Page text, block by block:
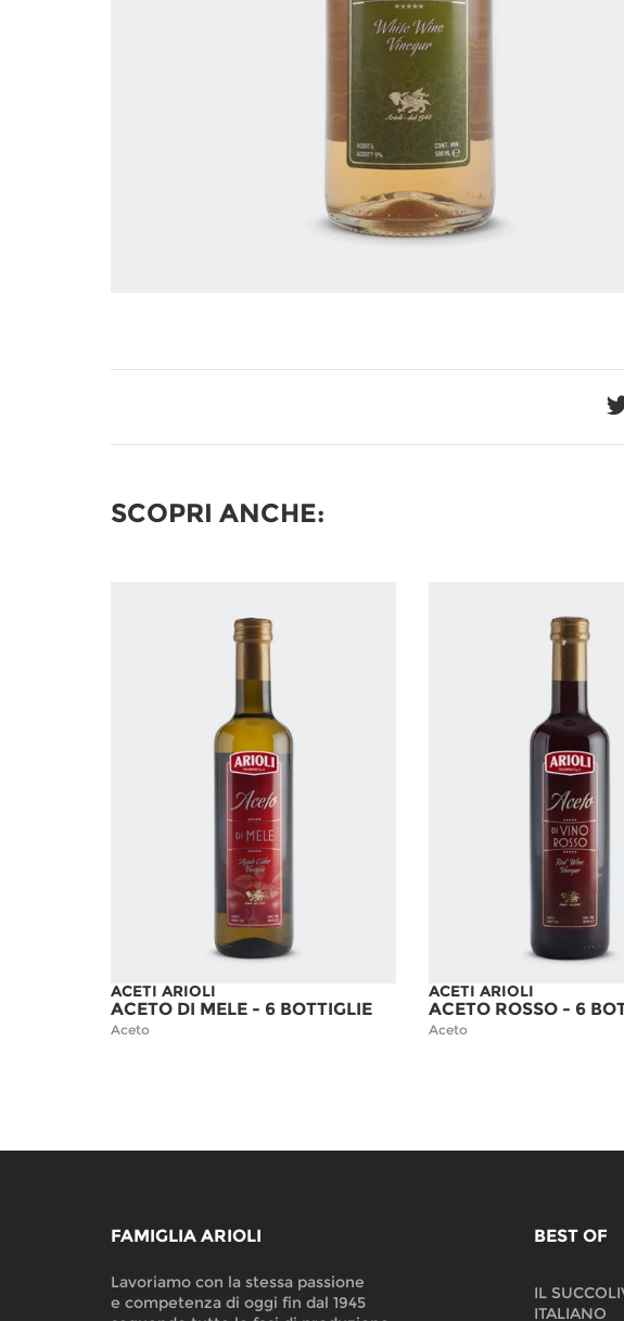
SCOPRI ANCHE:
ACETI ARIOLI
ACETO DI MELE - 6 BOTTIGLIE
Aceto
ACETI ARIOLI
ACETO ROSSO - 6
Aceto
FAMIGLIA ARIOLI
Lavoriamo con la stessa passione
e competenza di oggi fin dal 1945
BEST OF
IL
ITALIANO